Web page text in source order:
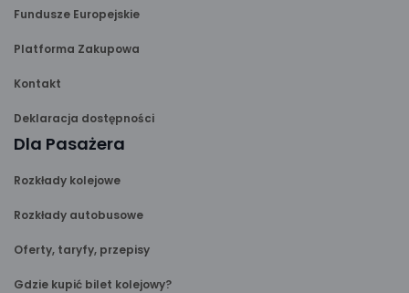
Fundusze Europejskie
Platforma Zakupowa
Kontakt
Deklaracja dostępności
Dla Pasażera
Rozkłady kolejowe
Rozkłady autobusowe
Oferty, taryfy, przepisy
Gdzie kupić bilet kolejowy?